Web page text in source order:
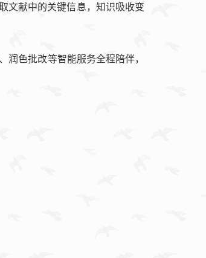
文献中的关键信息，知识吸收变
润色批改等智能服务全程陪伴，